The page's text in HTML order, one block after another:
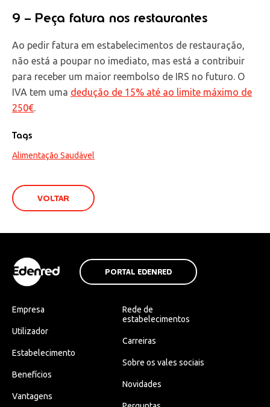
9 – Peça fatura nos restaurantes
Ao pedir fatura em estabelecimentos de restauração,
não está a poupar no imediato, mas está a contribuir
para receber um maior reembolso de IRS no futuro. O
IVA tem uma dedução de 15% até ao limite máximo de
250€
Tags
Alimentação Saudável
VOLTAR
PORTAL EDENRED
Empresa
Utilizador
Estabelecimento
Benefícios
Vantagens
Rede de
estabelecimentos
Carreiras
Sobre os vales sociais
Novidades